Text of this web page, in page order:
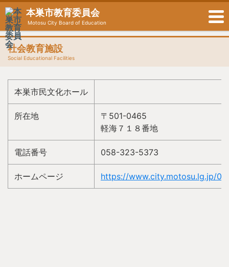
本巣市教育委員会
Motosu City Board of Education
社会教育施設
Social Educational Facilities
本巣市民文化ホール
所在地
〒501-0465
軽海７１８番地
電話番号 058-323-5373
ホームページ https://www.city.motosu.lg.jp/